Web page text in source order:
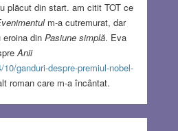
plăcut din start. am citit TOT ce
m-a cutremurat, dar
din Pasiune simplă. Eva
Anii
ganduri-despre-premiul-nobel-
roman care m-a încântat.